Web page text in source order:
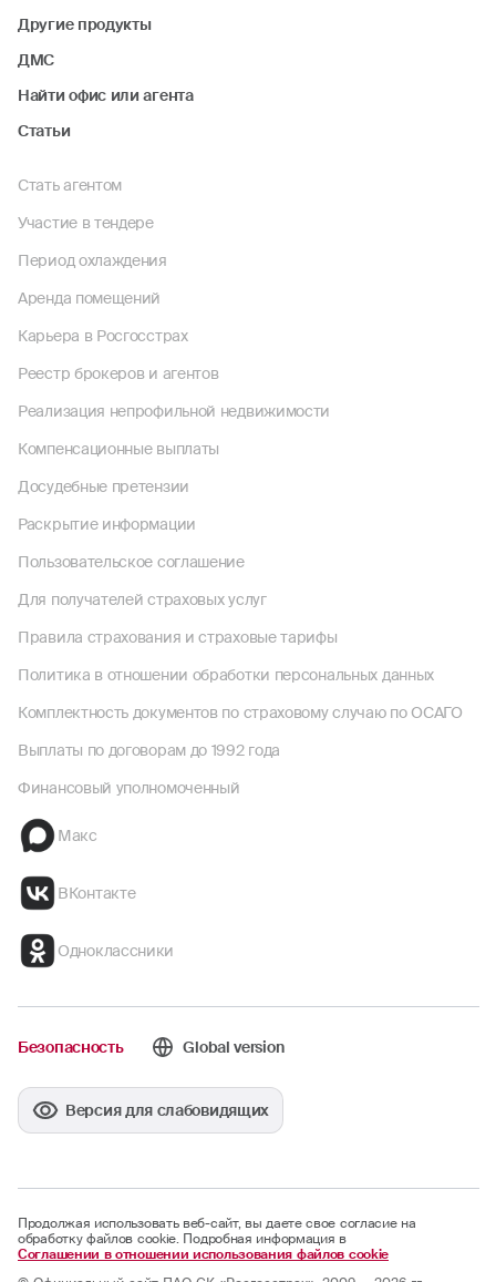
Другие продукты
ДМС
Найти офис или агента
Статьи
Стать агентом
Участие в тендере
Период охлаждения
Аренда помещений
Карьера в Росгосстрах
Реестр брокеров и агентов
Реализация непрофильной недвижимости
Компенсационные выплаты
Досудебные претензии
Раскрытие информации
Пользовательское соглашение
Для получателей страховых услуг
Правила страхования и страховые тарифы
Политика в отношении обработки персональных данных
Комплектность документов по страховому случаю по ОСАГО
Выплаты по договорам до 1992 года
Финансовый уполномоченный
Макс
ВКонтакте
Одноклассники
Безопасность Global version
Версия для слабовидящих
Продолжая использовать веб-сайт, вы даете свое согласие на
обработку файлов cookie. Подробная информация в
Соглашении в отношении использования файлов cookie